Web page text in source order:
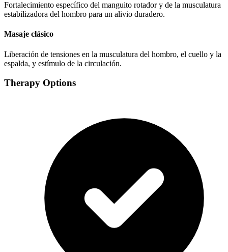
Fortalecimiento específico del manguito rotador y de la musculatura
estabilizadora del hombro para un alivio duradero.
Masaje clásico
Liberación de tensiones en la musculatura del hombro, el cuello y la
espalda, y estímulo de la circulación.
Therapy Options